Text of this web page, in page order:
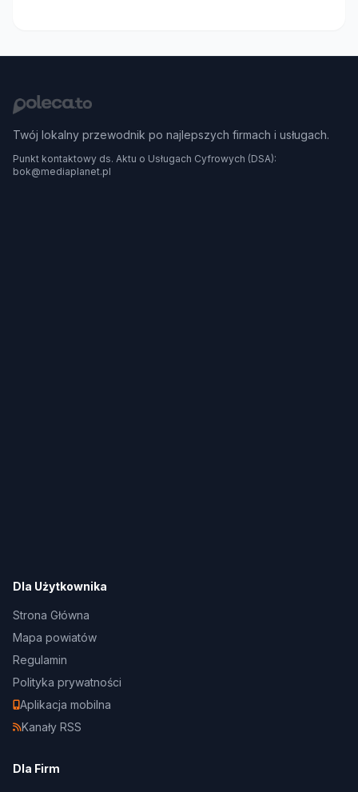
Twój lokalny przewodnik po najlepszych firmach i usługach.
Punkt kontaktowy ds. Aktu o Usługach Cyfrowych (DSA):
bok@mediaplanet.pl
Dla Użytkownika
Strona Główna
Mapa powiatów
Regulamin
Polityka prywatności
Aplikacja mobilna
Kanały RSS
Dla Firm